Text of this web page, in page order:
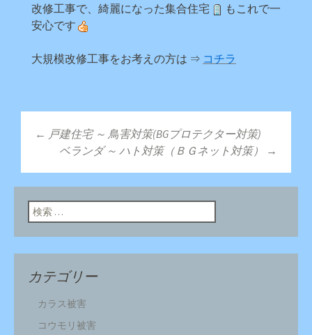
改修工事で、綺麗になった集合住宅
もこれで一
安心です
大規模改修工事をお考えの方は ⇒ コチラ
投稿ナビゲーショ
ン
← 戸建住宅 ～ 鳥害対策(BGプロテクター対策)
ベランダ ～ ハト対策（ＢＧネット対策）
→
検索:
カテゴリー
カラス被害
コウモリ被害